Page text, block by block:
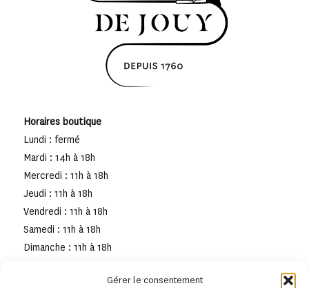
Gérer le consentement
Horaires boutique
Lundi : fermé
Mardi : 14h à 18h
Mercredi : 11h à 18h
Jeudi : 11h à 18h
Vendredi : 11h à 18h
Samedi : 11h à 18h
Dimanche : 11h à 18h